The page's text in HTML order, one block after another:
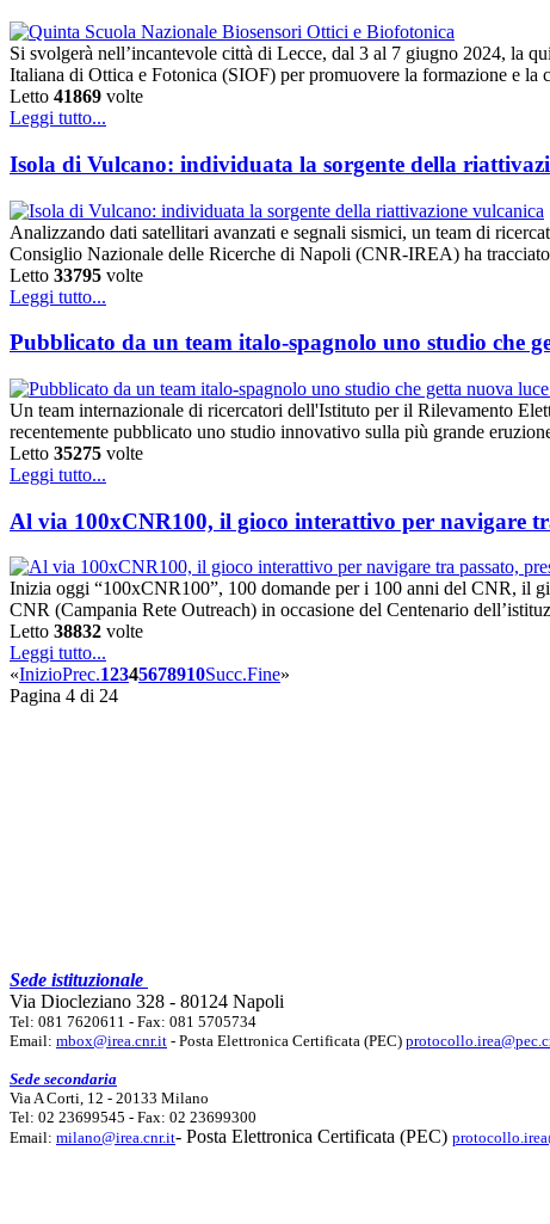
Si svolgerà nell’incantevole città di Lecce, dal 3 al 7 giugno 2024, la
Italiana di Ottica e Fotonica (SIOF) per promuovere la formazione e
Letto 41869 volte
Leggi tutto...
Isola di Vulcano: individuata la sorgente della
Analizzando dati satellitari avanzati e segnali sismici, un team di
Consiglio Nazionale delle Ricerche di Napoli (CNR-IREA) ha
Letto 33795 volte
Leggi tutto...
Pubblicato da un team italo-spagnolo uno studio che
Un team internazionale di ricercatori dell'Istituto per il Rilevamento
recentemente pubblicato uno studio innovativo sulla più grande
Letto 35275 volte
Leggi tutto...
Al via 100xCNR100, il gioco interattivo per navigare
Inizia oggi “100xCNR100”, 100 domande per i 100 anni del CNR, il
CNR (Campania Rete Outreach) in occasione del Centenario
Letto 38832 volte
Leggi tutto...
«InizioPrec.12345678910Succ.Fine»
Pagina 4 di 24
Sede istituzionale
Via Diocleziano 328 - 80124 Napoli
Tel: 081 7620611 - Fax: 081 5705734
Email: mbox@irea.cnr.it - Posta Elettronica Certificata (PEC)
Sede secondaria
Via A Corti, 12 - 20133 Milano
Tel: 02 23699545 - Fax: 02 23699300
Email: milano@irea.cnr.it- Posta Elettronica Certificata (PEC)